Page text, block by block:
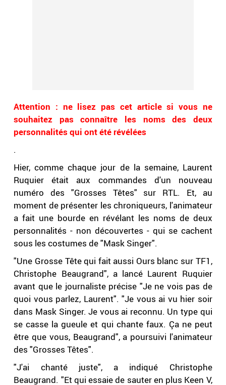
Attention : ne lisez pas cet article si vous ne
souhaitez pas connaître les noms des deux
personnalités qui ont été révélées
.
Hier, comme chaque jour de la semaine, Laurent
Ruquier était aux commandes d'un nouveau
numéro des "Grosses Têtes" sur RTL. Et, au
moment de présenter les chroniqueurs, l'animateur
a fait une bourde en révélant les noms de deux
personnalités - non découvertes - qui se cachent
sous les costumes de "Mask Singer".
"Une Grosse Tête qui fait aussi Ours blanc sur TF1,
Christophe Beaugrand", a lancé Laurent Ruquier
avant que le journaliste précise "Je ne vois pas de
quoi vous parlez, Laurent". "Je vous ai vu hier soir
dans Mask Singer. Je vous ai reconnu. Un type qui
se casse la gueule et qui chante faux. Ça ne peut
être que vous, Beaugrand", a poursuivi l'animateur
des "Grosses Têtes".
"J'ai chanté juste", a indiqué Christophe
Beaugrand. "Et qui essaie de sauter en plus Keen V,